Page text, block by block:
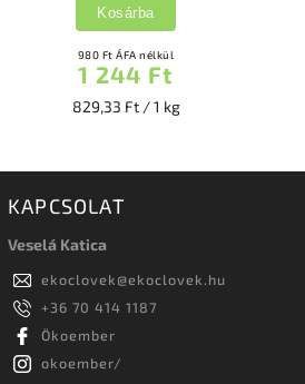
980 Ft ÁFA nélkül
1 244 Ft
829,33 Ft / 1 kg
Kosárba
KAPCSOLAT
Veselá Katica
ekoclovek@ekoclovek.hu
+36 70 414 1187
Ökoember
okoember/